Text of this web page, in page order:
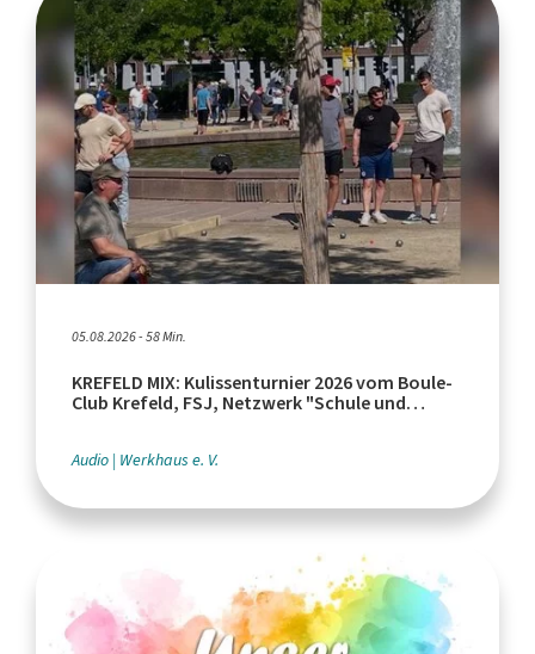
05.08.2026 - 58 Min.
KREFELD MIX: Kulissenturnier 2026 vom Boule-
Club Krefeld, FSJ, Netzwerk "Schule und
Audio Werkhaus e. V.